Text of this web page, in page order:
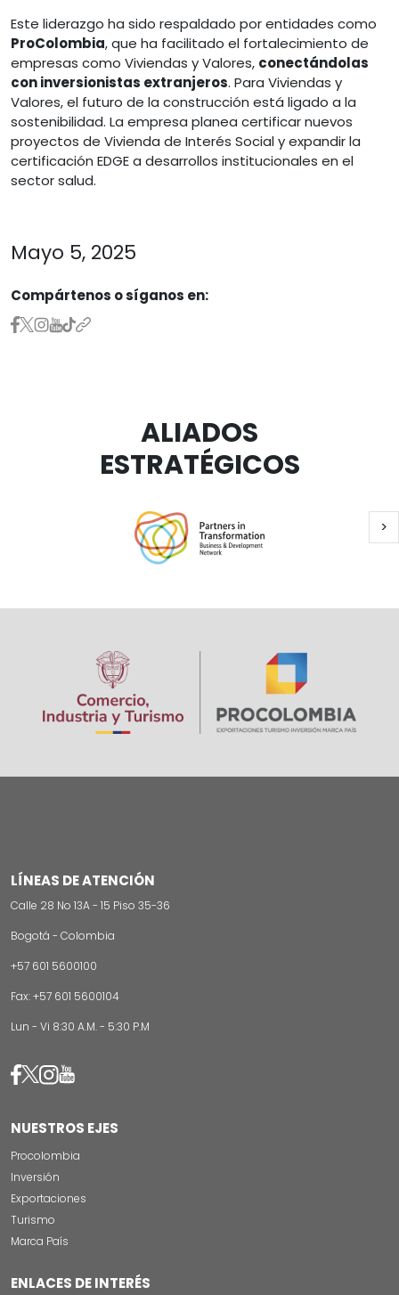
Mayo 5, 2025
Compártenos o síganos en:
Este liderazgo ha sido respaldado por entidades como
ProColombia, que ha facilitado el fortalecimiento de
empresas como Viviendas y Valores, conectándolas
con inversionistas extranjeros. Para Viviendas y
Valores, el futuro de la construcción está ligado a la
sostenibilidad. La empresa planea certificar nuevos
proyectos de Vivienda de Interés Social y expandir la
certificación EDGE a desarrollos institucionales en el
sector salud.
ALIADOS
ESTRATÉGICOS
>
LÍNEAS DE ATENCIÓN
Calle 28 No 13A - 15 Piso 35-36
Bogotá - Colombia
+57 601 5600100
Fax: +57 601 5600104
Lun - Vi 8:30 A.M. - 5:30 P.M
Image
Image
ImageImage
NUESTROS EJES
Procolombia
Inversión
Exportaciones
Turismo
Marca País
ENLACES DE INTERÉS